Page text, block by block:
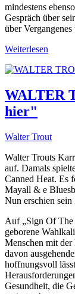
mindestens
Gespräch über
über
Weiterlesen
WALTER
hier"
Walter Trout
Walter Trouts
auf. Damals
Canned Heat. Es
Mayall & e
Nun erschien
Auf „Sign Of The
geborene
Menschen mit der
davon
hoffnungsvoll
Gesundheit, die